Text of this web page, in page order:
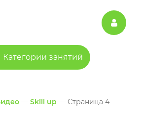
Категории занятий
— Skill up — Страница 4